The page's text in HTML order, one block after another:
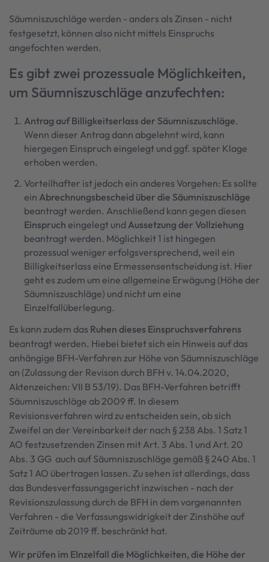
Säumniszuschläge werden - anders als Zinsen - nicht
festgesetzt, können also nicht mittels Einspruchs
angefochten werden.
Es gibt zwei prozessuale Möglichkeiten,
um Säumniszuschläge anzufechten:
Antrag auf Billigkeitserlass der Säumniszuschläge.
Wenn dieser Antrag dann abgelehnt wird, kann
hiergegen Einspruch eingelegt und ggf. später Klage
erhoben werden.
Vorteilhafter ist jedoch ein anderes Vorgehen: Es sollte
ein Abrechnungsbescheid über die Säumniszuschläge
beantragt werden. Anschließend kann gegen diesen
Einspruch eingelegt und Aussetzung der Vollziehung
beantragt werden. Möglichkeit 1 ist hingegen
prozessual weniger erfolgsversprechend, weil ein
Billigkeitserlass eine Ermessensentscheidung ist. Hier
geht es zudem um eine allgemeine Erwägung (Höhe der
Säumniszuschläge) und nicht um eine
Einzelfallüberlegung.
Es kann zudem das Ruhen dieses Einspruchsverfahrens
beantragt werden. Hiebei bietet sich ein Hinweis auf das
anhängige BFH-Verfahren zur Höhe von Säumniszuschläge
an (Zulassung der Revison durch BFH v. 14.04.2020,
Aktenzeichen: VII B 53/19). Das BFH-Verfahren betrifft
Säumniszuschläge ab 2009 ff. In diesem
Revisionsverfahren wird zu entscheiden sein, ob sich
Zweifel an der Vereinbarkeit der nach § 238 Abs. 1 Satz 1
AO festzusetzenden Zinsen mit Art. 3 Abs. 1 und Art. 20
Abs. 3 GG auch auf Säumniszuschläge gemäß § 240 Abs. 1
Satz 1 AO übertragen lassen. Zu sehen ist allerdings, dass
das Bundesverfassungsgericht inzwischen - nach der
Revisionszulassung durch de BFH in dem vorgenannten
Verfahren - die Verfassungswidrigkeit der Zinshöhe auf
Zeiträume ab 2019 ff. beschränkt hat.
Wir prüfen im EInzelfall die Möglichkeiten, die Höhe der